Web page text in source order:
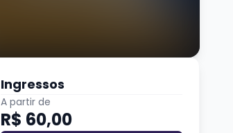
Ingressos
A partir de
R$ 60,00